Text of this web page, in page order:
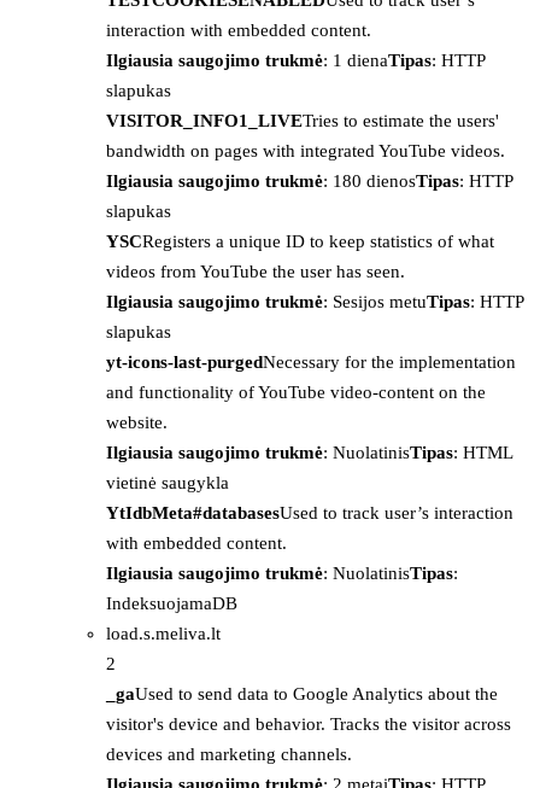
interaction with embedded content.
Ilgiausia saugojimo trukmė: 1 dienaTipas: HTTP
slapukas
VISITOR_INFO1_LIVETries to estimate the users'
bandwidth on pages with integrated YouTube videos.
Ilgiausia saugojimo trukmė: 180 dienosTipas: HTTP
slapukas
YSCRegisters a unique ID to keep statistics of what
videos from YouTube the user has seen.
Ilgiausia saugojimo trukmė: Sesijos metuTipas: HTTP
slapukas
yt-icons-last-purgedNecessary for the implementation
and functionality of YouTube video-content on the
website.
Ilgiausia saugojimo trukmė: NuolatinisTipas: HTML
vietinė saugykla
YtIdbMeta#databasesUsed to track user’s interaction
with embedded content.
Ilgiausia saugojimo trukmė: NuolatinisTipas:
IndeksuojamaDB
load.s.meliva.lt
2
_gaUsed to send data to Google Analytics about the
visitor's device and behavior. Tracks the visitor across
devices and marketing channels.
Ilgiausia saugojimo trukmė: 2 metaiTipas: HTTP